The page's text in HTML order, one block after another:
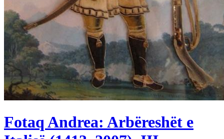
Fotaq Andrea: Arbëreshët e